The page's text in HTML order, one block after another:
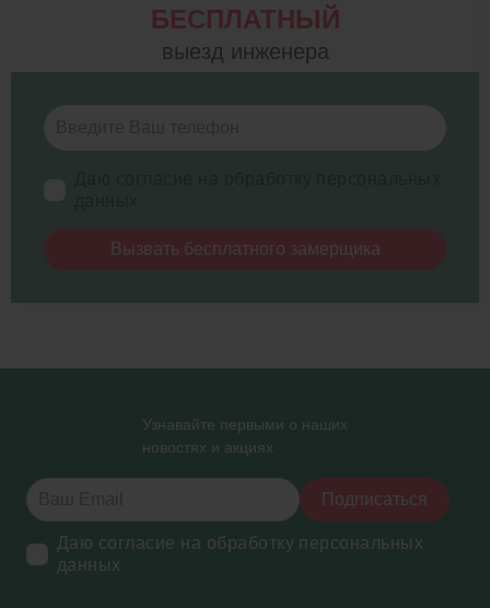
БЕСПЛАТНЫЙ
выезд инженера
Вызвать бесплатного замерщика
Узнавайте первыми о наших
новостях и акциях
Подписаться
Даю согласие на обработку персональных
данных